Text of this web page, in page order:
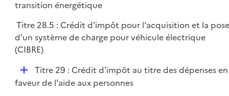
é
l
i
e
transition énergétique
Titre 28.5 : Crédit d'impôt pour l'acquisition et la
d'un système de charge pour véhicule électrique
(CIBRE)
D
é
Titre 29 : Crédit d'impôt au titre des dépenses en
faveur de l'aide aux personnes